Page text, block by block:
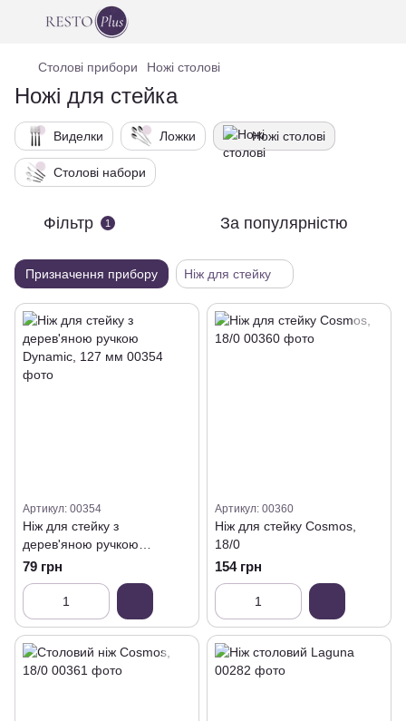
Столові прибори Ножі столові
Ножі для стейка
Виделки Ложки Ножі столові
Столові набори
Фільтр 1 За популярністю
Призначення прибору Ніж для стейку
Артикул: 00354
Ніж для стейку з
дерев'яною ручкою
Dynamic, 127 мм
79 грн
Артикул: 00360
Ніж для стейку Cosmos,
18/0
154 грн